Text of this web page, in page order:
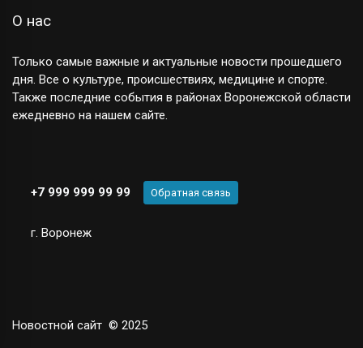
О нас
Только самые важные и актуальные новости прошедшего
дня. Все о культуре, происшествиях, медицине и спорте.
Также последние события в районах Воронежской области
ежедневно на нашем сайте.
+7 999 999 99 99 Обратная связь
г. Воронеж
Новостной сайт © 2025